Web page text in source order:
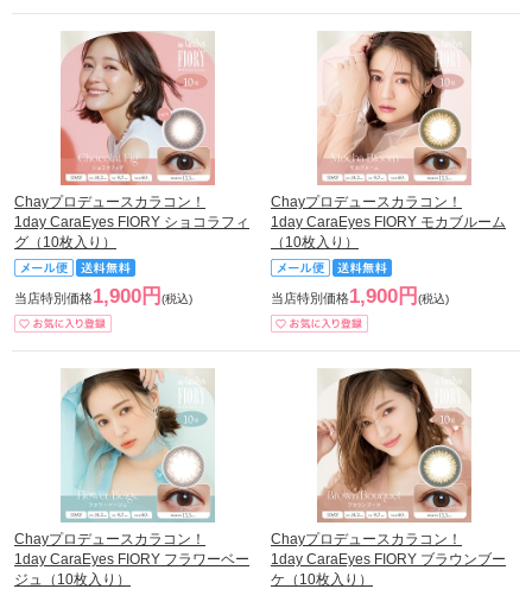
Chayプロデュースカラコン！
1day CaraEyes FIORY ショコラフィ
グ（10枚入り）
当店特別価格1,900円 (税込)
Chayプロデュースカラコン！
1day CaraEyes FIORY モカブルーム
（10枚入り）
当店特別価格1,900円 (税込)
Chayプロデュースカラコン！
1day CaraEyes FIORY フラワーベー
ジュ（10枚入り）
Chayプロデュースカラコン！
1day CaraEyes FIORY ブラウンブー
ケ（10枚入り）